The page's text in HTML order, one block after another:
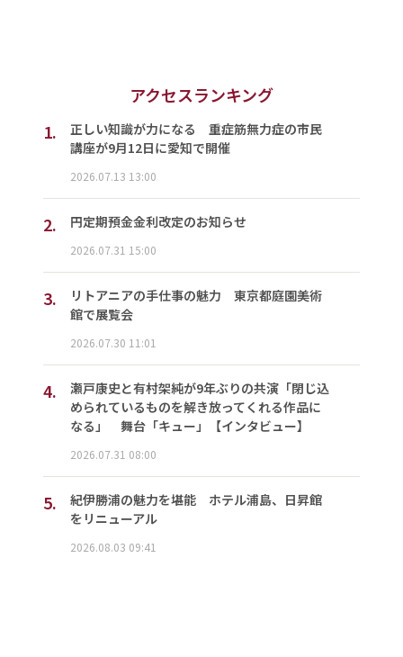
アクセスランキング
1.
正しい知識が力になる 重症筋無力症の市民
講座が9月12日に愛知で開催
2026.07.13 13:00
2. 円定期預金金利改定のお知らせ
2026.07.31 15:00
3.
リトアニアの手仕事の魅力 東京都庭園美術
館で展覧会
2026.07.30 11:01
4.
瀬戸康史と有村架純が9年ぶりの共演「閉じ込
められているものを解き放ってくれる作品に
なる」 舞台「キュー」【インタビュー】
2026.07.31 08:00
5.
紀伊勝浦の魅力を堪能 ホテル浦島、日昇館
をリニューアル
2026.08.03 09:41